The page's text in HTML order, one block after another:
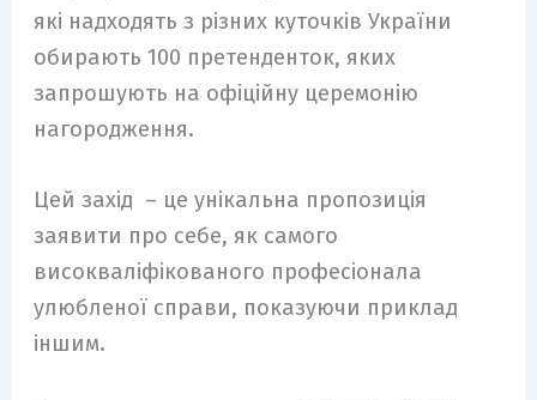
які надходять з різних куточків України
обирають 100 претенденток, яких
запрошують на офіційну церемонію
нагородження.
Цей захід – це унікальна пропозиція
заявити про себе, як самого
високваліфікованого професіонала
улюбленої справи, показуючи приклад
іншим.